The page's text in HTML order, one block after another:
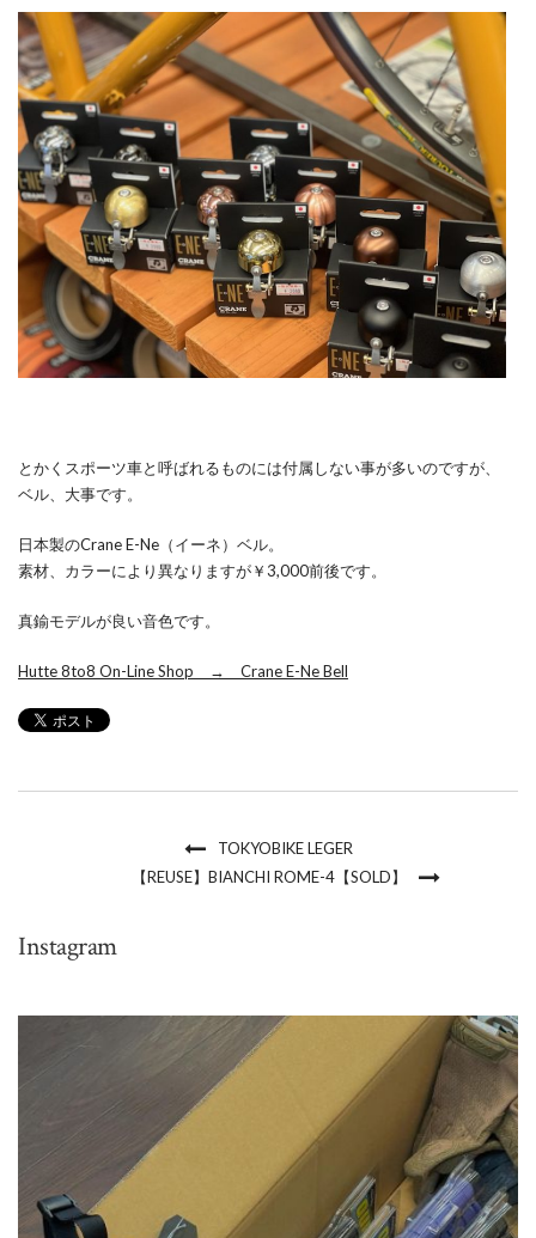
とかくスポーツ車と呼ばれるものには付属しない事が多いのですが、
ベル、大事です。
日本製のCrane E-Ne（イーネ）ベル。
素材、カラーにより異なりますが￥3,000前後です。
真鍮モデルが良い音色です。
Hutte 8to8 On-Line Shop → Crane E-Ne Bell
TOKYOBIKE LEGER
【REUSE】BIANCHI ROME-4【SOLD】
Instagram